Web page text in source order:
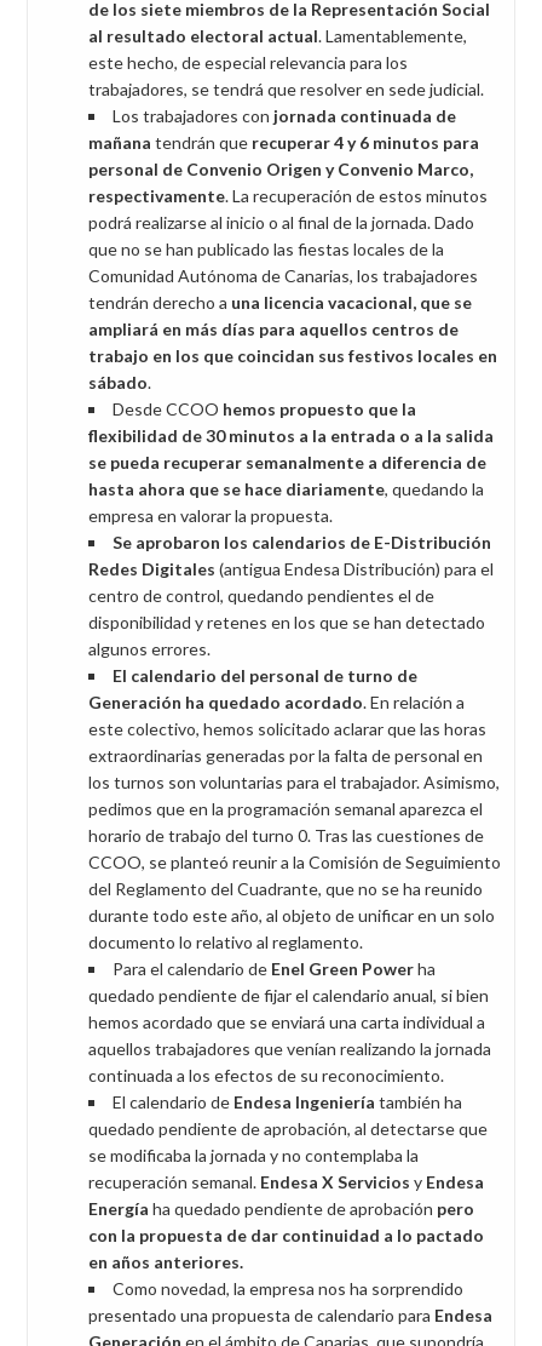
de los siete miembros de la Representación Social
al resultado electoral actual. Lamentablemente,
este hecho, de especial relevancia para los
trabajadores, se tendrá que resolver en sede judicial.
Los trabajadores con jornada continuada de
mañana tendrán que recuperar 4 y 6 minutos para
personal de Convenio Origen y Convenio Marco,
respectivamente. La recuperación de estos minutos
podrá realizarse al inicio o al final de la jornada. Dado
que no se han publicado las fiestas locales de la
Comunidad Autónoma de Canarias, los trabajadores
tendrán derecho a una licencia vacacional, que se
ampliará en más días para aquellos centros de
trabajo en los que coincidan sus festivos locales en
sábado.
Desde CCOO hemos propuesto que la
flexibilidad de 30 minutos a la entrada o a la salida
se pueda recuperar semanalmente a diferencia de
hasta ahora que se hace diariamente, quedando la
empresa en valorar la propuesta.
Se aprobaron los calendarios de E-Distribución
Redes Digitales (antigua Endesa Distribución) para el
centro de control, quedando pendientes el de
disponibilidad y retenes en los que se han detectado
algunos errores.
El calendario del personal de turno de
Generación ha quedado acordado. En relación a
este colectivo, hemos solicitado aclarar que las horas
extraordinarias generadas por la falta de personal en
los turnos son voluntarias para el trabajador. Asimismo,
pedimos que en la programación semanal aparezca el
horario de trabajo del turno 0. Tras las cuestiones de
CCOO, se planteó reunir a la Comisión de Seguimiento
del Reglamento del Cuadrante, que no se ha reunido
durante todo este año, al objeto de unificar en un solo
documento lo relativo al reglamento.
Para el calendario de Enel Green Powerha
quedado pendiente de fijar el calendario anual, si bien
hemos acordado que se enviará una carta individual a
aquellos trabajadores que venían realizando la jornada
continuada a los efectos de su reconocimiento.
El calendario de Endesa Ingeniería también ha
quedado pendiente de aprobación, al detectarse que
se modificaba la jornada y no contemplaba la
recuperación semanal. Endesa X Servicios y Endesa
Energía ha quedado pendiente de aprobación pero
con la propuesta de dar continuidad a lo pactado
en años anteriores.
Como novedad, la empresa nos ha sorprendido
presentado una propuesta de calendario para Endesa
Generación en el ámbito de Canarias, que supondría